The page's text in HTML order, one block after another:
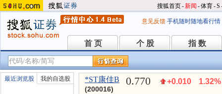
搜狐首页-新闻 -体育-S
意见反馈 手机随时随地看行情
首 页
首 页 个 股
个 股 指 数
指 数
最近浏览股 我的自选股 *ST康佳B
(200016)
0.770 +0.010 1.32%